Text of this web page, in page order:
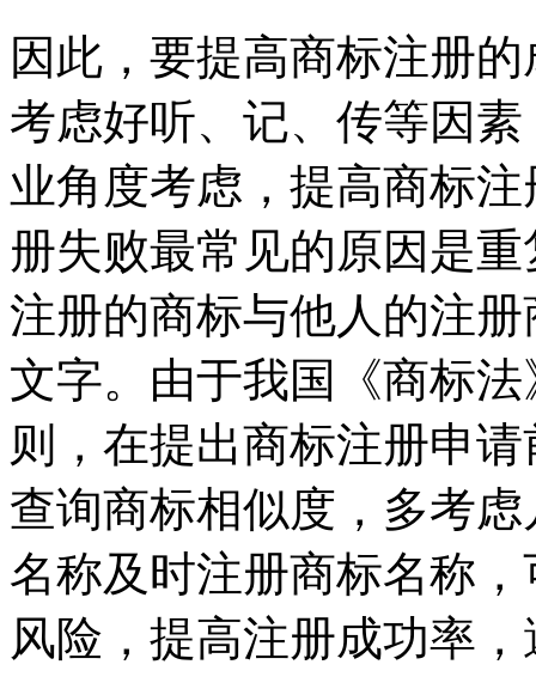
因此，要提高商标注册
考虑好听、记、传等因
业角度考虑，提高商标
册失败最常见的原因是
注册的商标与他人的注
文字。由于我国《商标
则，在提出商标注册申
查询商标相似度，多考
名称及时注册商标名称
风险，提高注册成功率